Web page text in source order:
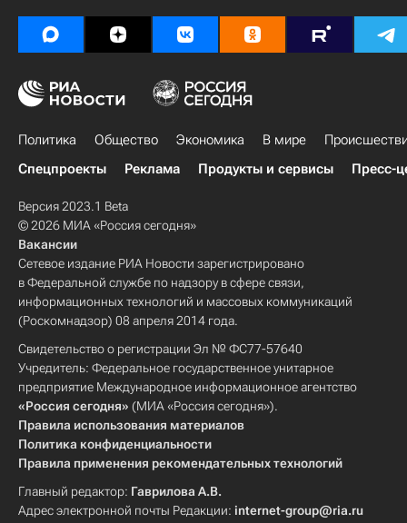
Политика Общество Экономика В мире
Спецпроекты
Реклама Продукты и сервисы Пресс-
Версия 2023.1 Beta
© 2026 МИА «Россия сегодня»
Вакансии
Сетевое издание РИА Новости зарегистрировано
в Федеральной службе по надзору в сфере связи,
информационных технологий и массовых коммуникаций
(Роскомнадзор) 08 апреля 2014 года.
Свидетельство о регистрации Эл № ФС77-57640
Учредитель: Федеральное государственное унитарное
предприятие Международное информационное агентство
«Россия сегодня» (МИА «Россия сегодня»).
Правила использования материалов
Политика конфиденциальности
Правила применения рекомендательных технологий
Главный редактор: Гаврилова А.В.
Адрес электронной почты Редакции: internet-group@ria.ru